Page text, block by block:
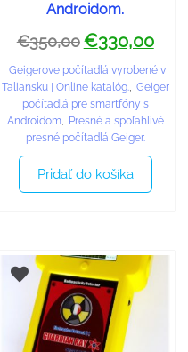
Androidom.
€350,00 €330,00
Geigerove počítadlá vyrobené v
Taliansku | Online katalóg., Geiger
počítadlá pre smartfóny s
Androidom, Presné a spoľahlivé
presné počítadlá Geiger.
Pridať do košíka